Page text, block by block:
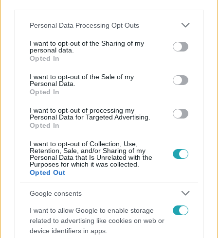
Please note that this website/app uses one or more Google
not limited to your visit or usage behaviour. You may click to
grant or deny consent to Google and its third-party tags to
use your data for below specified purposes in below Google
consent section.
Personal Data Processing Opt Outs
I want to opt-out of the Sharing of my
personal data.
Opted In
I want to opt-out of the Sale of my
Personal Data.
Opted In
I want to opt-out of processing my
Personal Data for Targeted Advertising.
Opted In
I want to opt-out of Collection, Use,
Retention, Sale, and/or Sharing of my
Personal Data that Is Unrelated with the
Purposes for which it was collected.
Opted Out
Google consents
I want to allow Google to enable storage
related to advertising like cookies on web or
device identifiers in apps.
Népszerű
„A csúcs opcionális, a biztonságos hazatérés
kötelező” – 50 méterre a csúcstól fordult vissza